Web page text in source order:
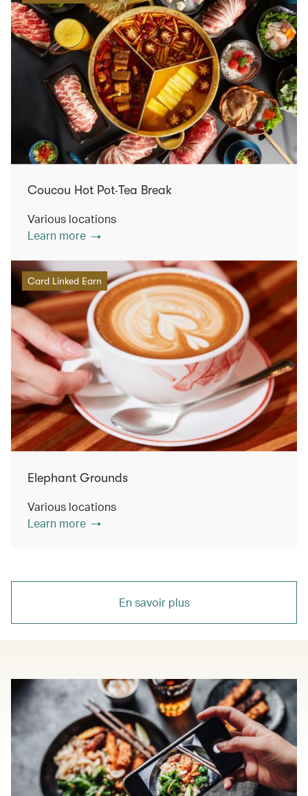
Coucou Hot Pot‧Tea Break
Various locations
Learn more
Card Linked Earn
Elephant Grounds
Various locations
Learn more
En savoir plus